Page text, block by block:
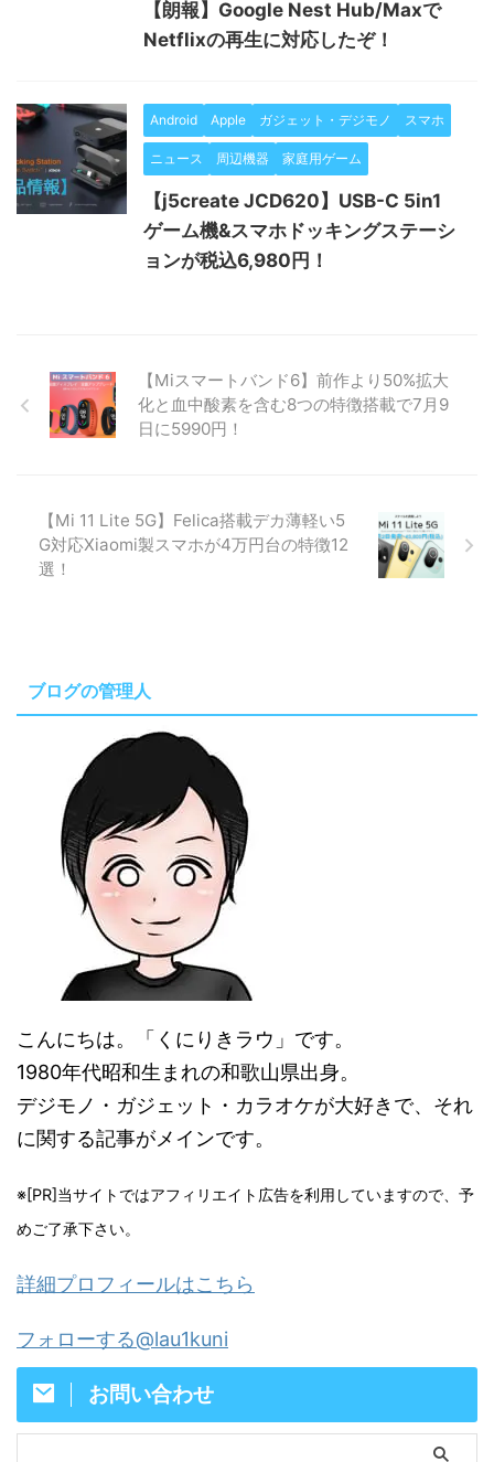
【朗報】Google Nest Hub/Maxで
Netflixの再生に対応したぞ！
Android Apple ガジェット・デジモノ スマホ
ニュース 周辺機器 家庭用ゲーム
【j5create JCD620】USB-C 5in1
ゲーム機&スマホドッキングステーシ
ョンが税込6,980円！
【Miスマートバンド6】前作より50%拡大
化と血中酸素を含む8つの特徴搭載で7月9
日に5990円！
【Mi 11 Lite 5G】Felica搭載デカ薄軽い5
G対応Xiaomi製スマホが4万円台の特徴12
選！
ブログの管理人
こんにちは。「くにりきラウ」です。
1980年代昭和生まれの和歌山県出身。
デジモノ・ガジェット・カラオケが大好きで、それ
に関する記事がメインです。
※[PR]当サイトではアフィリエイト広告を利用していますので、予
めご了承下さい。
詳細プロフィールはこちら
フォローする@lau1kuni
お問い合わせ